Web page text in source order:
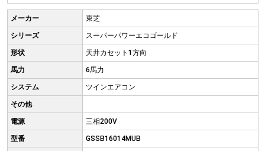
メーカー 東芝
シリーズ スーパーパワーエコゴールド
形状 天井カセット1方向
馬力 6馬力
システム ツインエアコン
その他
電源 三相200V
型番 GSSB16014MUB